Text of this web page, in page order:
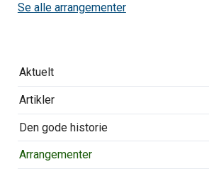
Se alle arrangementer
Overspring
navigationen
Aktuelt
Artikler
Den gode historie
Arrangementer